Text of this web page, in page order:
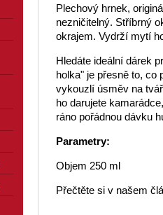
Plechový hrnek,
nezničitelný. Stříbrný
okrajem. Vydrží mytí
Hledáte ideální dárek
holka" je přesně to, co
vykouzlí úsměv na
ho darujete
ráno pořádnou dávku
Parametry:
Objem 250 ml
Přečtěte si v našem